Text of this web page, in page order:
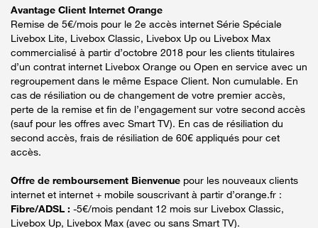
Avantage Client Internet Orange
Remise de 5€/mois pour le 2e accès internet Série Spéciale
Livebox Lite, Livebox Classic, Livebox Up ou Livebox Max
commercialisé à partir d’octobre 2018 pour les clients titulaires
d’un contrat internet Livebox Orange ou Open en service avec un
regroupement dans le même Espace Client. Non cumulable. En
cas de résiliation ou de changement de votre premier accès,
perte de la remise et fin de l’engagement sur votre second accès
(sauf pour les offres avec Smart TV). En cas de résiliation du
second accès, frais de résiliation de 60€ appliqués pour cet
accès.
Offre de remboursement Bienvenue pour les nouveaux clients
internet et internet + mobile souscrivant à partir d’orange.fr :
Fibre/ADSL : -5€/mois pendant 12 mois sur Livebox Classic,
Livebox Up, Livebox Max (avec ou sans Smart TV).